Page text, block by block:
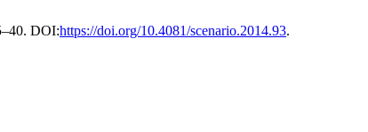
DOI:https://doi.org/10.4081/scenario.2014.93.